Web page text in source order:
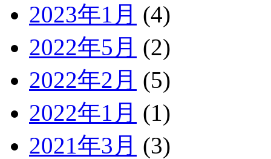
2023年1月 (4)
2022年5月 (2)
2022年2月 (5)
2022年1月 (1)
2021年3月 (3)